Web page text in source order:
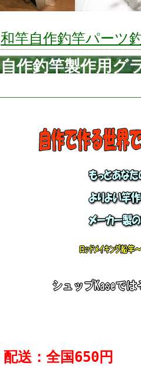
和竿自作釣竿パーツ釣
自作釣竿製作用グ
配送：全国650円